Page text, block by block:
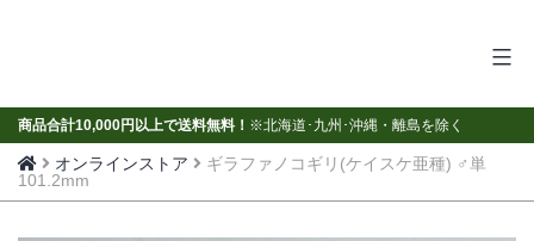
ン
ツ
ス
商品合計10,000円以上で送料無料！ ※北海道･九州･沖縄・離島を除く
オンラインストア
ギラファノコギリ(ケイスケ亜種) ♂単
101.2mm